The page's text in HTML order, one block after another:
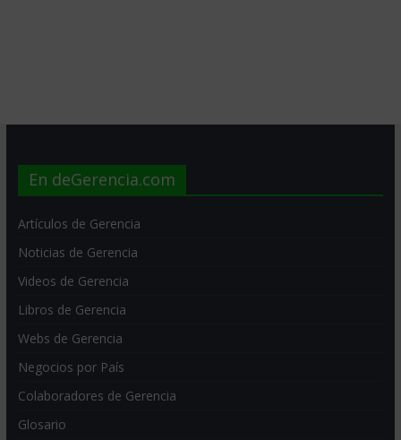
En deGerencia.com
Artículos de Gerencia
Noticias de Gerencia
Videos de Gerencia
Libros de Gerencia
Webs de Gerencia
Negocios por País
Colaboradores de Gerencia
Glosario